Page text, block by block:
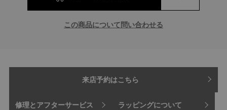
この商品について問い合わせる
来店予約はこちら
修理とアフターサービス ラッピングについて